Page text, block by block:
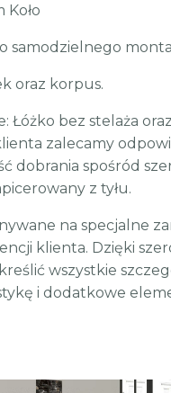
Koło
samodzielnego
oraz korpus.
Łóżko bez stelaża
zalecamy
dobrania spośród
z tyłu.
na specjalne
klienta. Dzięki
wszystkie
i dodatkowe